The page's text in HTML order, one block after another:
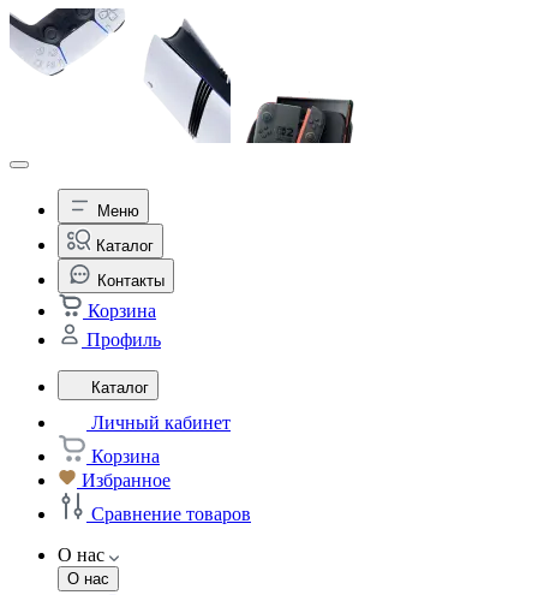
Меню
Каталог
Контакты
Корзина
Профиль
Каталог
Личный кабинет
Корзина
Избранное
Сравнение товаров
О нас
О нас